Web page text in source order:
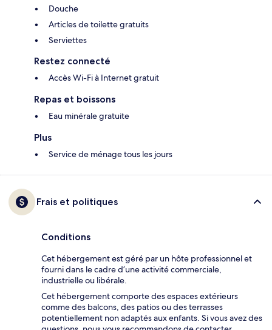
Douche
Articles de toilette gratuits
Serviettes
Restez connecté
Accès Wi-Fi à Internet gratuit
Repas et boissons
Eau minérale gratuite
Plus
Service de ménage tous les jours
Frais et politiques
Conditions
Cet hébergement est géré par un hôte professionnel et
fourni dans le cadre d’une activité commerciale,
industrielle ou libérale.
Cet hébergement comporte des espaces extérieurs
comme des balcons, des patios ou des terrasses
potentiellement non adaptés aux enfants. Si vous avez des